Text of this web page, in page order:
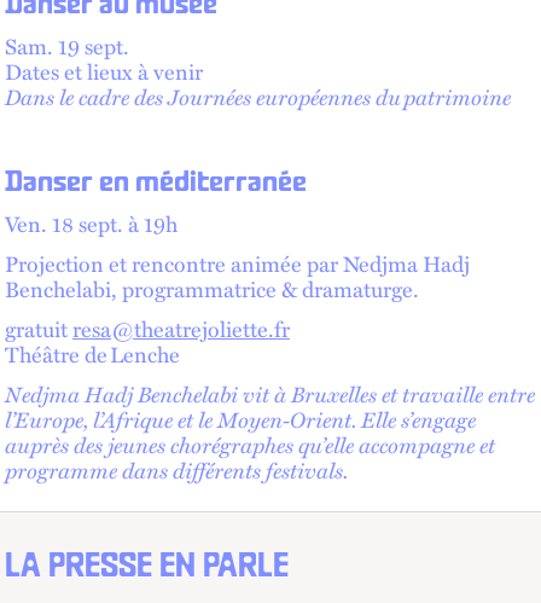
Danser au musée
Sam. 19 sept.
Dates et lieux à venir
Dans le cadre des Journées européennes du patrimoine
Danser en méditerranée
Ven. 18 sept. à 19h
Projection et rencontre animée par Nedjma Hadj
Benchelabi, programmatrice & dramaturge.
gratuitresa@theatrejoliette.fr
Théâtre de Lenche
Nedjma Hadj Benchelabi vit à Bruxelles et travaille entre
l’Europe, l’Afrique et le Moyen-Orient. Elle s’engage
auprès des jeunes chorégraphes qu’elle accompagne et
programme dans différents festivals.
LA PRESSE EN PARLE